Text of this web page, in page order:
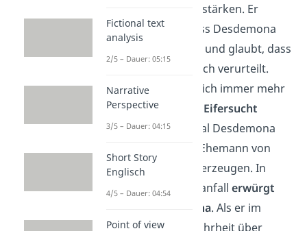
Unsicherheiten bestärken. Er
zweifelt daran, dass Desdemona
ihn aufrichtig liebt und glaubt, dass
auch sie ihn heimlich verurteilt.
Dabei steigert er sich immer mehr
in einewahnhafte Eifersucht
hinein. Nicht einmal Desdemona
selbst kann ihren Ehemann von
ihrer Unschuld überzeugen. In
einem Eifersuchtsanfallerwürgt
Desdemona. Als er im
Nachhinein die Wahrheit über
Fictional text
analysis
2/5 – Dauer: 05:15
Narrative
Perspective
3/5 – Dauer: 04:15
Short Story
Englisch
4/5 – Dauer: 04:54
Point of view